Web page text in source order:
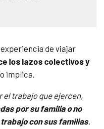
de viajar
los lazos colectivos y
implica.
el trabajo que ejercen,
por su familia o no
con sus familias.